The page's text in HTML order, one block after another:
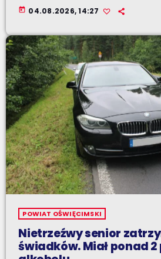
today 04.08.2026, 14:27
POWIAT OŚWIĘCIMSKI
Nietrzeźwy senior
świadków. Miał ponad